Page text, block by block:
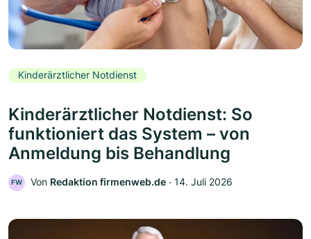
Kinderärztlicher Notdienst
Kinderärztlicher Notdienst: So
funktioniert das System – von
Anmeldung bis Behandlung
FW Von Redaktion firmenweb.de ‧ 14. Juli 2026